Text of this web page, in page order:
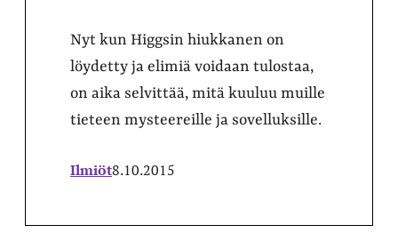
Nyt kun Higgsin hiukkanen on
löydetty ja elimiä voidaan tulostaa,
on aika selvittää, mitä kuuluu muille
tieteen mysteereille ja sovelluksille.
Ilmiöt8.10.2015